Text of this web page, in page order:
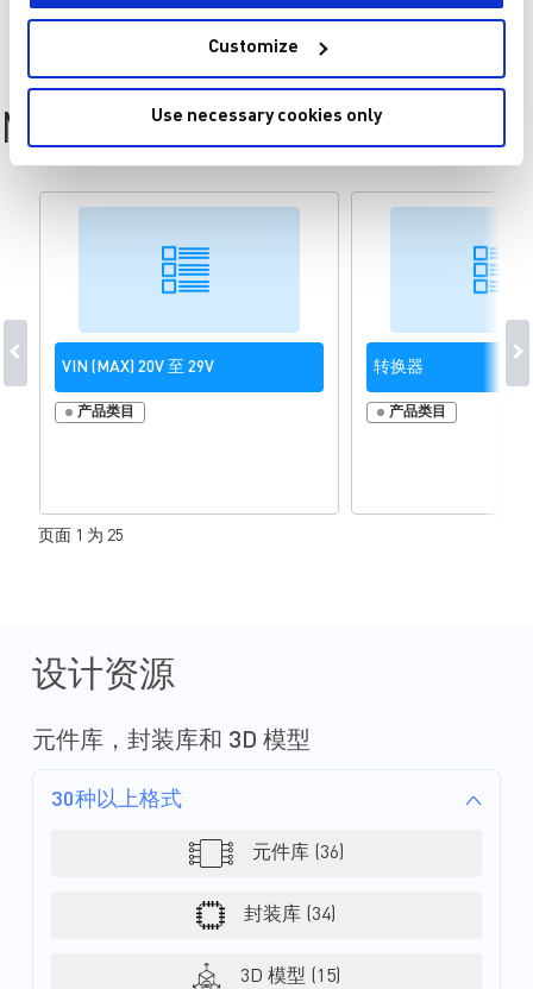
Customize
Use necessary cookies only
MP1586 Resources
VIN (MAX) 20V 至 29V
产品类目
转换器
产品类目
页面 1 为 25
设计资源
元件库，封装库和 3D 模型
30种以上格式
元件库 (36)
封装库 (34)
3D 模型 (15)